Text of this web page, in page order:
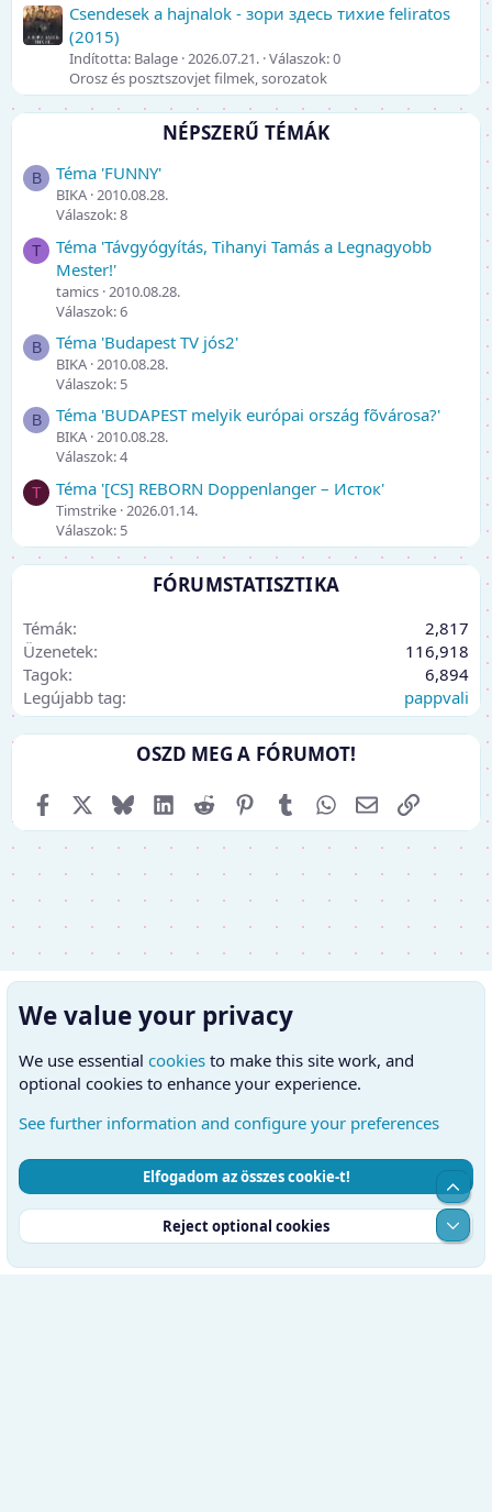
Csendesek a hajnalok - зори здесь тихие feliratos
(2015)
Indította: Balage 2026.07.21. Válaszok: 0
Orosz és posztszovjet filmek, sorozatok
NÉPSZERŰ TÉMÁK
B Téma 'FUNNY'
BIKA 2010.08.28.
Válaszok: 8
T
Téma 'Távgyógyítás, Tihanyi Tamás a Legnagyobb
Mester!'
tamics 2010.08.28.
Válaszok: 6
B Téma 'Budapest TV jós2'
BIKA 2010.08.28.
Válaszok: 5
B Téma 'BUDAPEST melyik európai ország fõvárosa?'
BIKA 2010.08.28.
Válaszok: 4
T Téma '[CS] REBORN Doppenlanger – Исток'
Timstrike 2026.01.14.
Válaszok: 5
FÓRUMSTATISZTIKA
Témák
2,817
Üzenetek
116,918
Tagok
6,894
Legújabb tag
pappvali
OSZD MEG A FÓRUMOT!
FacebookX (Twitter)
BlueskyLinkedIn
Reddit PinterestTumblrWhatsApp
E-mailLink
Hungarian (HU)
Kapcsolatfelvétel
Feltételek és szabályok
Adatvédelmi szabályzat
Súgó
Kezdőlap
RSS
We value your privacy
We use essential cookies to make this site work, and
optional cookies to enhance your experience.
See further information and configure your preferences
Elfogadom az összes cookie-t!
Reject optional cookies
Top
Alul